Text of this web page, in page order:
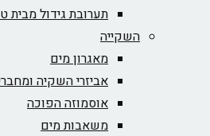
תערובת גידול מבית
השקייה
מאגרון מים
אביזרי השקיה
אוסמוזה הפוכה
משאבות מים